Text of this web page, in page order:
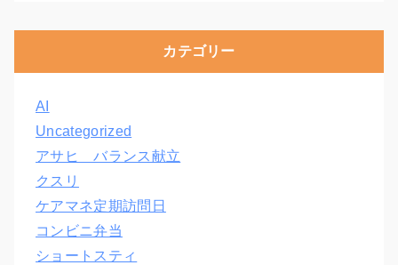
カテゴリー
AI
Uncategorized
アサヒ バランス献立
クスリ
ケアマネ定期訪問日
コンビニ弁当
ショートスティ